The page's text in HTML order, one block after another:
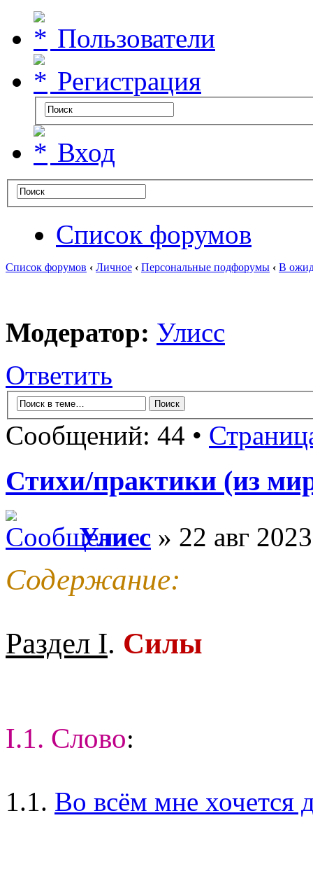
Пользователи
Регистрация
Вход
Список форумов
Список форумов ‹ Личное ‹ Персональные подфорумы ‹ В
Модератор: Улисс
Ответить
Сообщений: 44 •
Стихи/практики (из
Улисс » 22 авг
Содержание:
Раздел I. Силы
I.1. Слово:
1.1. Во всём мне хочется